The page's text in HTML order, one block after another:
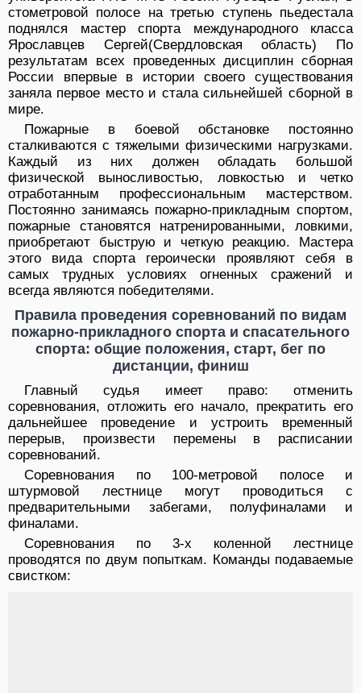
стометровой полосе на третью ступень пьедестала
поднялся мастер спорта международного класса
Ярославцев Сергей(Свердловская область) По
результатам всех проведенных дисциплин сборная
России впервые в истории своего существования
заняла первое место и стала сильнейшей сборной в
мире.
Пожарные в боевой обстановке постоянно
сталкиваются с тяжелыми физическими нагрузками.
Каждый из них должен обладать большой
физической выносливостью, ловкостью и четко
отработанным профессиональным мастерством.
Постоянно занимаясь пожарно-прикладным спортом,
пожарные становятся натренированными, ловкими,
приобретают быструю и четкую реакцию. Мастера
этого вида спорта героически проявляют себя в
самых трудных условиях огненных сражений и
всегда являются победителями.
Правила проведения соревнований по видам
пожарно-прикладного спорта и спасательного
спорта: общие положения, старт, бег по
дистанции, финиш
Главный судья имеет право: отменить
соревнования, отложить его начало, прекратить его
дальнейшее проведение и устроить временный
перерыв, произвести перемены в расписании
соревнований.
Соревнования по 100-метровой полосе и
штурмовой лестнице могут проводиться с
предварительными забегами, полуфиналами и
финалами.
Соревнования по 3-х коленной лестнице
проводятся по двум попыткам. Команды подаваемые
свистком: